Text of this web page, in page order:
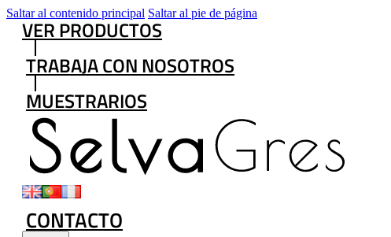
Saltar al contenido principal Saltar al pie de página
VER PRODUCTOS
TRABAJA CON NOSOTROS
MUESTRARIOS
CONTACTO